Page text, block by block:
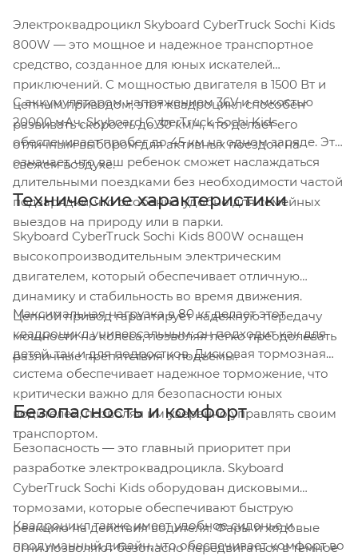
Электроквадроцикл Skyboard CyberTruck Sochi Kids
800W — это мощное и надежное транспортное
средство, созданное для юных искателей
приключений. С мощностью двигателя в 1500 Вт и
цепным приводом, этот квадроцикл способен
развивать скорость до 30 км/ч, что делает его
отличным выбором для активных поездок на
свежем воздухе.
С аккумулятором напряжением 36V и емкостью
20000 мАч, Skyboard CyberTruck Sochi Kids
обеспечивает пробег до 45 км на одном заряде. Это
означает, что ваш ребенок сможет наслаждаться
длительными поездками без необходимости частой
подзарядки, что особенно удобно для семейных
выездов на природу или в парки.
Технические характеристики
Skyboard CyberTruck Sochi Kids 800W оснащен
высокопроизводительным электрическим
двигателем, который обеспечивает отличную
динамику и стабильность во время движения.
Цепной привод гарантирует надежную передачу
мощности на колеса, позволяя легко преодолевать
различные препятствия и подъемы.
Максимальная нагрузка в 80 кг делает этот
квадроцикл универсальным: он подходит как для
детей, так и для подростков. Дисковая тормозная
система обеспечивает надежное торможение, что
критически важно для безопасности юных
водителей, позволяя им уверенно управлять своим
транспортом.
Безопасность и комфорт
Безопасность — это главный приоритет при
разработке электроквадроцикла. Skyboard
CyberTruck Sochi Kids оборудован дисковыми
тормозами, которые обеспечивают быструю
реакцию на действия водителя. Фары и ходовые
огни позволяют безопасно передвигаться в темное
Квадроцикл также имеет удобное сиденье и
продуманный дизайн, что обеспечивает комфорт во